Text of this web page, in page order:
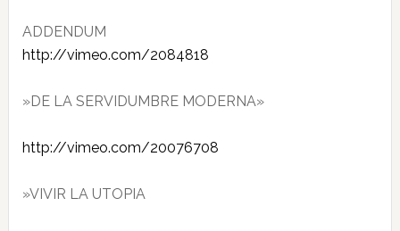
ADDENDUM
http://vimeo.com/2084818
‎»DE LA SERVIDUMBRE MODERNA»
http://vimeo.com/20076708
‎»VIVIR LA UTOPIA